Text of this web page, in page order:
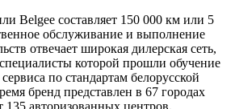
Belgee составляет 150 000 км или 5
обслуживание и выполнение
отвечает широкая дилерская сеть,
которой прошли обучение
по стандартам белорусской
бренд представлен в 67 городах
135 авторизованных центров.